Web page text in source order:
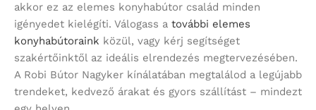
akkor ez az elemes konyhabútor család minden
igényedet kielégíti. Válogass a további elemes
konyhabútoraink közül, vagy kérj segítséget
szakértőinktől az ideális elrendezés megtervezésében.
A Robi Bútor Nagyker kínálatában megtalálod a legújabb
trendeket, kedvező árakat és gyors szállítást – mindezt